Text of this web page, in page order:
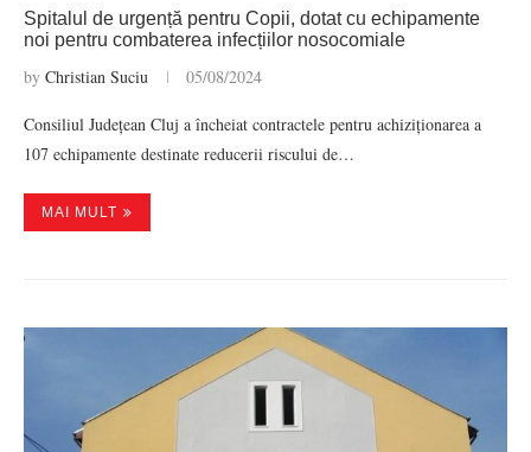
Spitalul de urgență pentru Copii, dotat cu echipamente
noi pentru combaterea infecțiilor nosocomiale
by Christian Suciu 05/08/2024
Consiliul Județean Cluj a încheiat contractele pentru achiziționarea a
107 echipamente destinate reducerii riscului de…
MAI MULT